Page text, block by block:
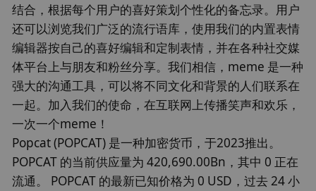
结合，根据每个用户的喜好策划个性化的备忘录。用户
还可以浏览我们广泛的流行语库，使用我们的内置表情
编辑器按自己的喜好编辑和定制表情，并在各种社交媒
体平台上与朋友和粉丝分享。我们相信，meme 是一种
强大的沟通工具，可以将不同文化和背景的人们联系在
一起。加入我们的使命，在互联网上传播笑声和欢乐，
一次一个meme！
Popcat (POPCAT) 是一种加密货币，于2023推出。
POPCAT 的当前供应量为 420,690.00Bn，其中 0 正在
流通。 POPCAT 的最新已知价格为 0 USD，过去 24 小